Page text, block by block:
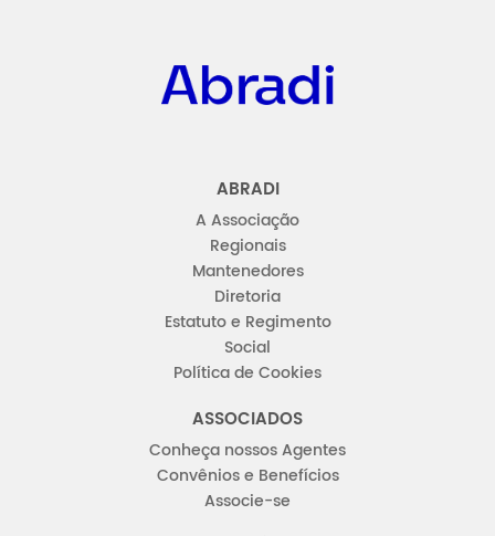
ABRADI
A Associação
Regionais
Mantenedores
Diretoria
Estatuto e Regimento
Social
Política de Cookies
ASSOCIADOS
Conheça nossos Agentes
Convênios e Benefícios
Associe-se